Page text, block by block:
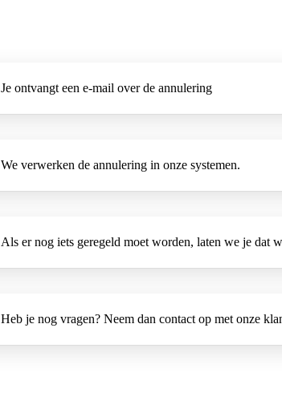
Je ontvangt een e-mail over de annulering
We verwerken de annulering in onze systemen.
Als er nog iets geregeld moet worden, laten we je dat
Heb je nog vragen? Neem dan contact op met onze